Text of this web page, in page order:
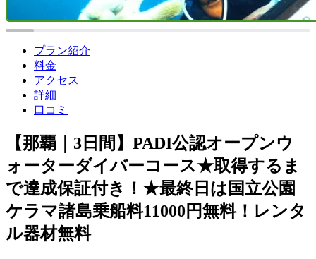
プラン紹介
料金
アクセス
詳細
口コミ
【那覇｜3日間】PADI公認オープンウ
ォーターダイバーコース★取得するま
で達成保証付き！★最終日は国立公園
ケラマ諸島乗船料11000円無料！レンタ
ル器材無料